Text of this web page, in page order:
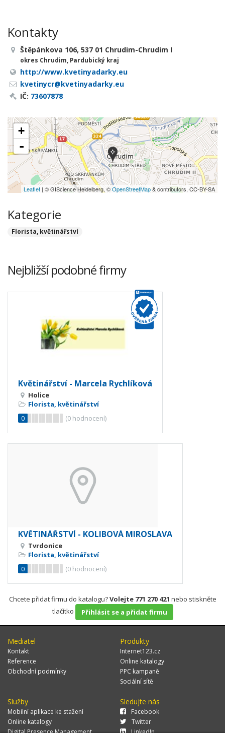
Kontakty
Štěpánkova 106, 537 01 Chrudim-Chrudim I
okres Chrudim, Pardubický kraj
http://www.kvetinyadarky.eu
kvetinycr@kvetinyadarky.eu
IČ: 73607878
+
-
Leaflet | © GIScience Heidelberg, ©OpenStreetMap& contributors, CC-BY-SA
Kategorie
Florista, květinářství
Nejbližší podobné firmy
Květinářství - Marcela Rychlíková
Holice
Florista, květinářství
0
(0 hodnocení)
KVĚTINÁŘSTVÍ - KOLIBOVÁ MIROSLAVA
Tvrdonice
Florista, květinářství
0
(0 hodnocení)
Chcete přidat firmu do katalogu?Volejte 771 270 421 nebo stiskněte
tlačítko
Přihlásit se a přidat firmu
Mediatel
Kontakt
Reference
Obchodní podmínky
Produkty
Internet123.cz
Online katalogy
PPC kampaně
Sociální sítě
Služby
Mobilní aplikace ke stažení
Online katalogy
Sledujte nás
Facebook
Twitter